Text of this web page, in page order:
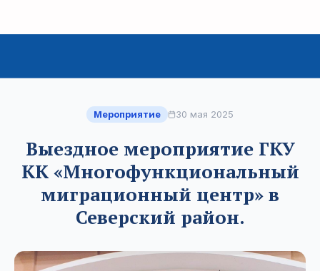
Мероприятие 30 мая 2025
Выездное мероприятие ГКУ
КК «Многофункциональный
миграционный центр» в
Северский район.